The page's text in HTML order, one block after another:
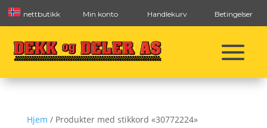
nettbutikk Min konto Handlekurv Betingelser
Hjem / Produkter med stikkord «30772224»